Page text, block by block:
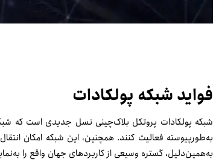
فواید شبکه پولکادات
شبکه پولکادات پروتکل بلاک‌چینی نسل جدیدی است که
به‌طورپیوسته فعالیت کنند. همچنین، این شبکه امکان
به‌همین‌دلیل، گستره وسیعی از کاربرد‌های جهان واقع را